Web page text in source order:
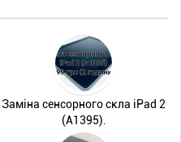
Заміна сенсорного скла iPad 2
(A1395).